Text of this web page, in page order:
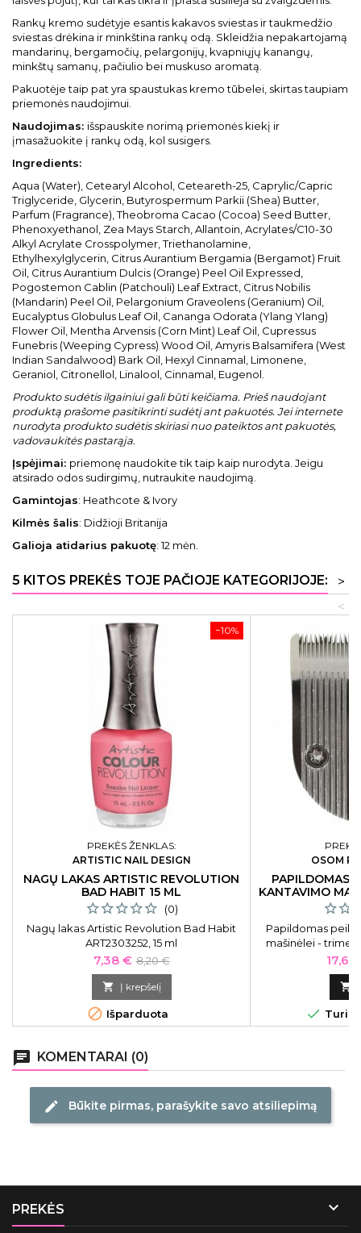
Rankų kremo sudėtyje esantis kakavos sviestas ir taukmedžio
sviestas drėkina ir minkština rankų odą. Skleidžia nepakartojamą
mandarinų, bergamočių, pelargonijų, kvapniųjų kanangų,
minkštų samanų, pačiulio bei muskuso aromatą.
Pakuotėje taip pat yra spaustukas kremo tūbelei, skirtas taupiam
priemonės naudojimui.
Naudojimas: išspauskite norimą priemonės kiekį ir
įmasažuokite į rankų odą, kol susigers.
Ingredients:
Aqua (Water), Cetearyl Alcohol, Ceteareth-25, Caprylic/Capric
Triglyceride, Glycerin, Butyrospermum Parkii (Shea) Butter,
Parfum (Fragrance), Theobroma Cacao (Cocoa) Seed Butter,
Phenoxyethanol, Zea Mays Starch, Allantoin, Acrylates/C10-30
Alkyl Acrylate Crosspolymer, Triethanolamine,
Ethylhexylglycerin, Citrus Aurantium Bergamia (Bergamot) Fruit
Oil, Citrus Aurantium Dulcis (Orange) Peel Oil Expressed,
Pogostemon Cablin (Patchouli) Leaf Extract, Citrus Nobilis
(Mandarin) Peel Oil, Pelargonium Graveolens (Geranium) Oil,
Eucalyptus Globulus Leaf Oil, Cananga Odorata (Ylang Ylang)
Flower Oil, Mentha Arvensis (Corn Mint) Leaf Oil, Cupressus
Funebris (Weeping Cypress) Wood Oil, Amyris Balsamifera (West
Indian Sandalwood) Bark Oil, Hexyl Cinnamal, Limonene,
Geraniol, Citronellol, Linalool, Cinnamal, Eugenol.
Produkto sudėtis ilgainiui gali būti keičiama. Prieš naudojant
produktą prašome pasitikrinti sudėtį ant pakuotės. Jei internete
nurodyta produkto sudėtis skiriasi nuo pateiktos ant pakuotės,
vadovaukitės pastarąja.
Įspėjimai: priemonę naudokite tik taip kaip nurodyta. Jeigu
atsirado odos sudirgimų, nutraukite naudojimą.
Gamintojas: Heathcote & Ivory
Kilmės šalis: Didžioji Britanija
Galioja atidarius pakuotę: 12 mėn.
5 KITOS PREKĖS TOJE PAČIOJE KATEGORIJOJE:
>
<
−10%
PREKĖS ŽENKLAS:
ARTISTIC NAIL DESIGN
NAGŲ LAKAS ARTISTIC REVOLUTION
BAD HABIT 15 ML
(0)
Nagų lakas Artistic Revolution Bad Habit
ART2303252, 15 ml
Kaina
7,38 € Bazinė
kaina
8,20 €
 Į krepšelį
 Išparduota
OSOM
PAPILDOMAS
KANTAVIMO
Papildomas
mašinėlei -
Hair Trimmer
Kaina


chat KOMENTARAI (0)
edit Būkite pirmas, parašykite savo atsiliepimą
PREKĖS 